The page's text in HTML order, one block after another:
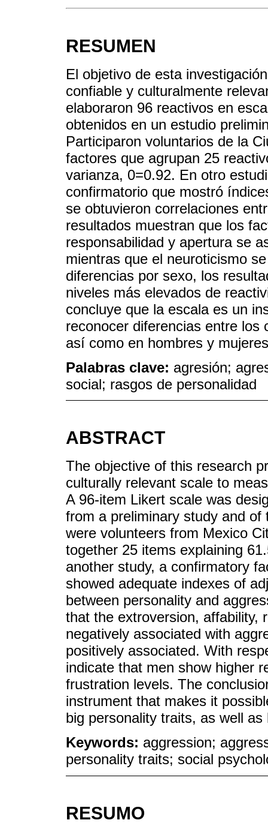
RESUMEN
El objetivo de esta
confiable y culturalmente
elaboraron 96 reactivos en
obtenidos en un estudio
Participaron voluntarios de la
factores que agrupan 25
varianza, 0=0.92. En otro
confirmatorio que mostró
se obtuvieron correlaciones
resultados muestran que los
responsabilidad y apertura se
mientras que el neuroticismo
diferencias por sexo, los
niveles más elevados de
concluye que la escala es un
reconocer diferencias entre los
así como en hombres y
Palabras clave: agresión;
social; rasgos de personalidad
ABSTRACT
The objective of this research
culturally relevant scale to
A 96-item Likert scale was
from a preliminary study and
were volunteers from Mexico
together 25 items explaining
another study, a confirmatory
showed adequate indexes of
between personality and
that the extroversion, affability,
negatively associated with
positively associated. With
indicate that men show higher
frustration levels. The
instrument that makes it
big personality traits, as well
Keywords: aggression;
personality traits; social
RESUMO